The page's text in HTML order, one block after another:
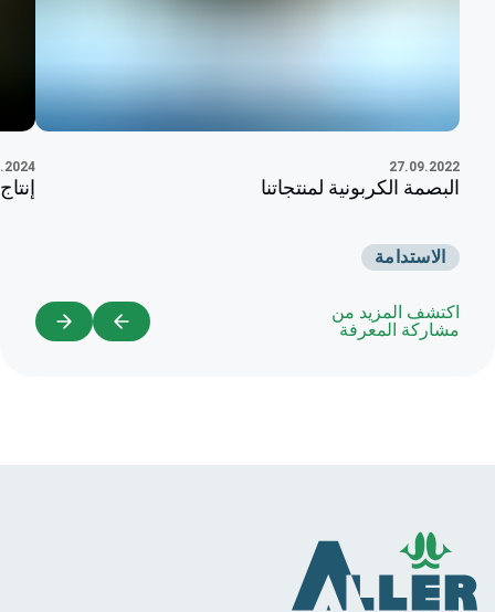
27.09.2022
البصمة الكربونية لمنتجاتنا
الاستدامة
اكتشف المزيد من
مشاركة المعرفة